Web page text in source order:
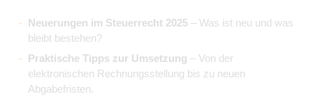
Neuerungen im Steuerrecht 2025 – Was ist neu und was
bleibt bestehen?
Praktische Tipps zur Umsetzung – Von der
elektronischen Rechnungsstellung bis zu neuen
Abgabefristen.